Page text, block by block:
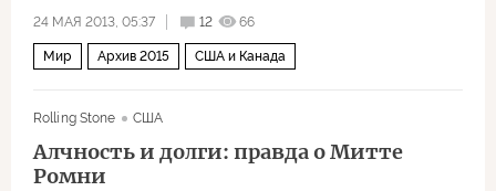
24 МАЯ 2013, 05:37 12 66
Мир Архив 2015 США и Канада
Rolling Stone США
Алчность и долги: правда о Митте
Ромни